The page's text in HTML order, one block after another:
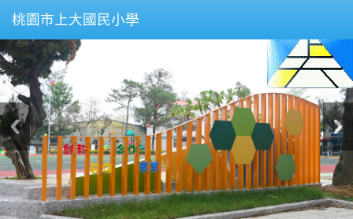
桃園市上大國民小學